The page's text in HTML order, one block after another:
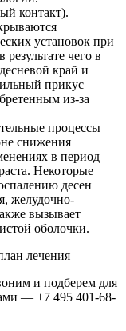
контакт).
установок при
чего в
край и
прикус
из-за
процессы
снижения
в период
Некоторые
десен
желудочно-
вызывает
оболочки.
лечения
и подберем для
— +7 495 401-68-